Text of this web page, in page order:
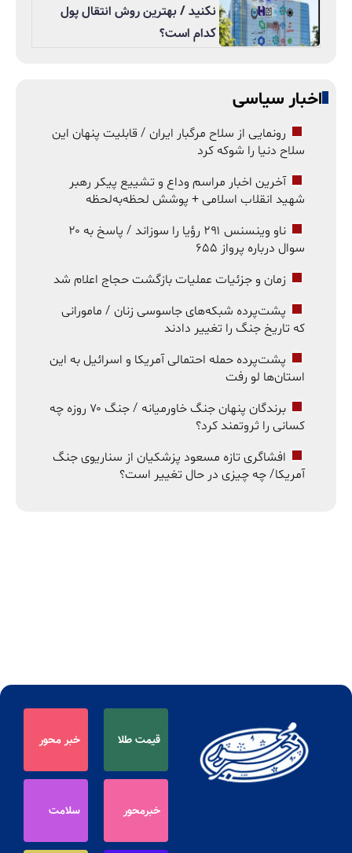
نکنید / بهترین روش انتقال پول
کدام است؟
اخبار سیاسی
رونمایی از سلاح مرگبار ایران / قابلیت پنهان این
سلاح دنیا را شوکه کرد
آخرین اخبار مراسم وداع و تشییع پیکر رهبر
شهید انقلاب اسلامی + پوشش لحظه‌به‌لحظه
ناو وینسنس ۲۹۱ رؤیا را سوزاند / پاسخ به ۲۰
سوال درباره پرواز ۶۵۵
زمان و جزئیات عملیات بازگشت حجاج اعلام شد
پشت‌پرده شبکه‌های جاسوسی زنان / مامورانی
که تاریخ جنگ را تغییر دادند
پشت‌پرده حمله احتمالی آمریکا و اسرائیل به این
استان‌ها لو رفت
برندگان پنهان جنگ خاورمیانه / جنگ ۷۰ روزه چه
کسانی را ثروتمند کرد؟
افشاگری تازه مسعود پزشکیان از سناریوی جنگ
آمریکا/ چه چیزی در حال تغییر است؟
قیمت طلا خبر محور
خبرمحور سلامت